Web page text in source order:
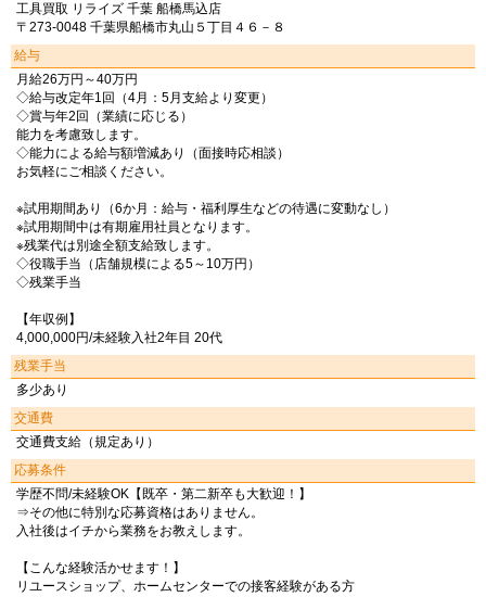
工具買取 リライズ 千葉 船橋馬込店
〒273-0048 千葉県船橋市丸山５丁目４６－８
給与
月給26万円～40万円
◇給与改定年1回（4月：5月支給より変更）
◇賞与年2回（業績に応じる）
能力を考慮致します。
◇能力による給与額増減あり（面接時応相談）
お気軽にご相談ください。
※試用期間あり（6か月：給与・福利厚生などの待遇に変動なし）
※試用期間中は有期雇用社員となります。
※残業代は別途全額支給致します。
◇役職手当（店舗規模による5～10万円）
◇残業手当
【年収例】
4,000,000円/未経験入社2年目 20代
残業手当
多少あり
交通費
交通費支給（規定あり）
応募条件
学歴不問/未経験OK【既卒・第二新卒も大歓迎！】
⇒その他に特別な応募資格はありません。
入社後はイチから業務をお教えします。
【こんな経験活かせます！】
リユースショップ、ホームセンターでの接客経験がある方